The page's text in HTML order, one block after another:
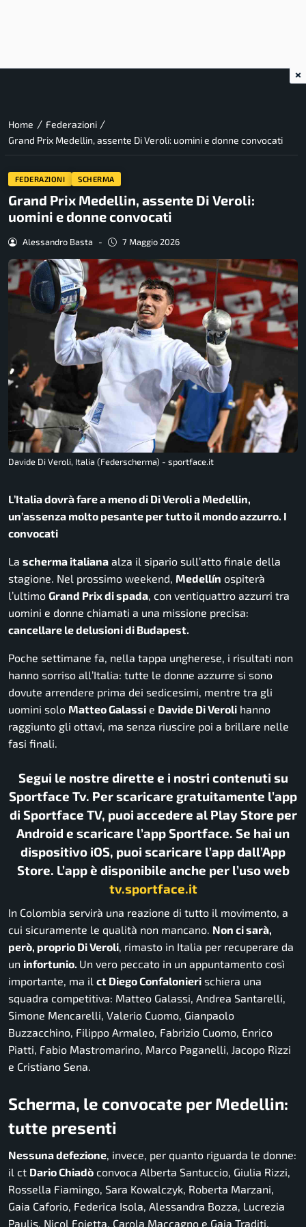
Home / Federazioni /
Grand Prix Medellin, assente Di Veroli: uomini e donne convocati
FEDERAZIONI SCHERMA
Grand Prix Medellin, assente Di Veroli:
uomini e donne convocati
Alessandro Basta - 7 Maggio 2026
Davide Di Veroli, Italia (Federscherma) - sportface.it
L’Italia dovrà fare a meno di Di Veroli a Medellin,
un’assenza molto pesante per tutto il mondo azzurro. I
convocati
La scherma italiana alza il sipario sull’atto finale della
stagione. Nel prossimo weekend, Medellín ospiterà
l’ultimo Grand Prix di spada, con ventiquattro azzurri tra
uomini e donne chiamati a una missione precisa:
cancellare le delusioni di Budapest.
Poche settimane fa, nella tappa ungherese, i risultati non
hanno sorriso all’Italia: tutte le donne azzurre si sono
dovute arrendere prima dei sedicesimi, mentre tra gli
uomini solo Matteo Galassi e Davide Di Veroli hanno
raggiunto gli ottavi, ma senza riuscire poi a brillare nelle
fasi finali.
Segui le nostre dirette e i nostri contenuti su
Sportface Tv. Per scaricare gratuitamente l’app
di Sportface TV, puoi accedere al Play Store per
Android e scaricare l’app Sportface. Se hai un
dispositivo iOS, puoi scaricare l’app dall’App
Store. L’app è disponibile anche per l’uso web
tv.sportface.it
In Colombia servirà una reazione di tutto il movimento, a
cui sicuramente le qualità non mancano. Non ci sarà,
però, proprio Di Veroli, rimasto in Italia per recuperare da
un infortunio. Un vero peccato in un appuntamento così
importante, ma il ct Diego Confalonieri schiera una
squadra competitiva: Matteo Galassi, Andrea Santarelli,
Simone Mencarelli, Valerio Cuomo, Gianpaolo
Buzzacchino, Filippo Armaleo, Fabrizio Cuomo, Enrico
Piatti, Fabio Mastromarino, Marco Paganelli, Jacopo Rizzi
e Cristiano Sena.
Scherma, le convocate per Medellin:
tutte presenti
Nessuna defezione, invece, per quanto riguarda le donne:
il ct Dario Chiadò convoca Alberta Santuccio, Giulia Rizzi,
Rossella Fiamingo, Sara Kowalczyk, Roberta Marzani,
Gaia Caforio, Federica Isola, Alessandra Bozza, Lucrezia
Paulis, Nicol Foietta, Carola Maccagno e Gaia Traditi.
×